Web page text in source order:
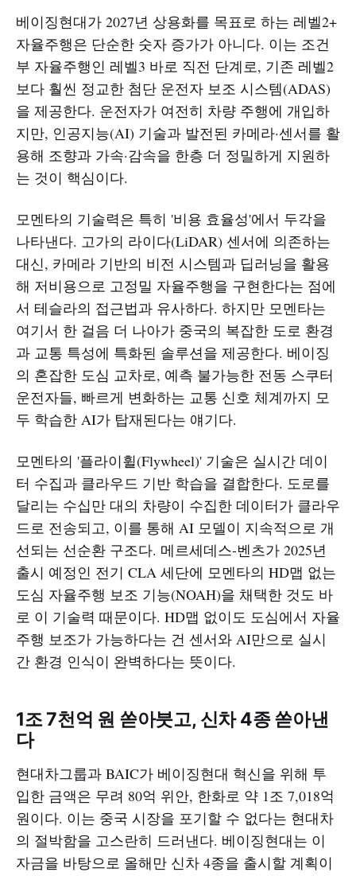
베이징현대가 2027년 상용화를 목표로 하는 레벨2+
자율주행은 단순한 숫자 증가가 아니다. 이는 조건
부 자율주행인 레벨3 바로 직전 단계로, 기존 레벨2
보다 훨씬 정교한 첨단 운전자 보조 시스템(ADAS)
을 제공한다. 운전자가 여전히 차량 주행에 개입하
지만, 인공지능(AI) 기술과 발전된 카메라·센서를 활
용해 조향과 가속·감속을 한층 더 정밀하게 지원하
는 것이 핵심이다.​
모멘타의 기술력은 특히 '비용 효율성'에서 두각을
나타낸다. 고가의 라이다(LiDAR) 센서에 의존하는
대신, 카메라 기반의 비전 시스템과 딥러닝을 활용
해 저비용으로 고정밀 자율주행을 구현한다는 점에
서 테슬라의 접근법과 유사하다. 하지만 모멘타는
여기서 한 걸음 더 나아가 중국의 복잡한 도로 환경
과 교통 특성에 특화된 솔루션을 제공한다. 베이징
의 혼잡한 도심 교차로, 예측 불가능한 전동 스쿠터
운전자들, 빠르게 변화하는 교통 신호 체계까지 모
두 학습한 AI가 탑재된다는 얘기다.​
모멘타의 '플라이휠(Flywheel)' 기술은 실시간 데이
터 수집과 클라우드 기반 학습을 결합한다. 도로를
달리는 수십만 대의 차량이 수집한 데이터가 클라우
드로 전송되고, 이를 통해 AI 모델이 지속적으로 개
선되는 선순환 구조다. 메르세데스-벤츠가 2025년
출시 예정인 전기 CLA 세단에 모멘타의 HD맵 없는
도심 자율주행 보조 기능(NOAH)을 채택한 것도 바
로 이 기술력 때문이다. HD맵 없이도 도심에서 자율
주행 보조가 가능하다는 건 센서와 AI만으로 실시
간 환경 인식이 완벽하다는 뜻이다.​
1조 7천억 원 쏟아붓고, 신차 4종 쏟아낸
다
현대차그룹과 BAIC가 베이징현대 혁신을 위해 투
입한 금액은 무려 80억 위안, 한화로 약 1조 7,018억
원이다. 이는 중국 시장을 포기할 수 없다는 현대차
의 절박함을 고스란히 드러낸다. 베이징현대는 이
자금을 바탕으로 올해만 신차 4종을 출시할 계획이